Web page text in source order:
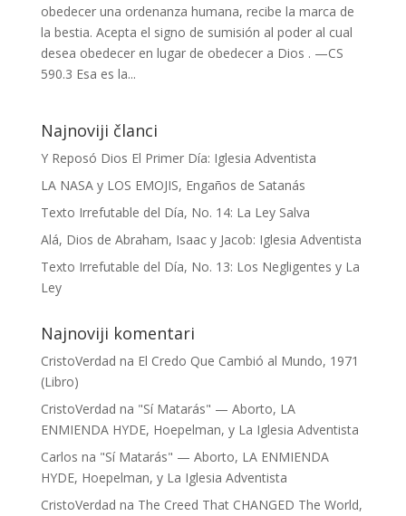
obedecer una ordenanza humana, recibe la marca de
la bestia. Acepta el signo de sumisión al poder al cual
desea obedecer en lugar de obedecer a Dios . —CS
590.3 Esa es la...
Najnoviji članci
Y Reposó Dios El Primer Día: Iglesia Adventista
LA NASA y LOS EMOJIS, Engaños de Satanás
Texto Irrefutable del Día, No. 14: La Ley Salva
Alá, Dios de Abraham, Isaac y Jacob: Iglesia Adventista
Texto Irrefutable del Día, No. 13: Los Negligentes y La
Ley
Najnoviji komentari
CristoVerdad na El Credo Que Cambió al Mundo, 1971
(Libro)
CristoVerdad na "Sí Matarás" — Aborto, LA
ENMIENDA HYDE, Hoepelman, y La Iglesia Adventista
Carlos na "Sí Matarás" — Aborto, LA ENMIENDA
HYDE, Hoepelman, y La Iglesia Adventista
CristoVerdad na The Creed That CHANGED The World,